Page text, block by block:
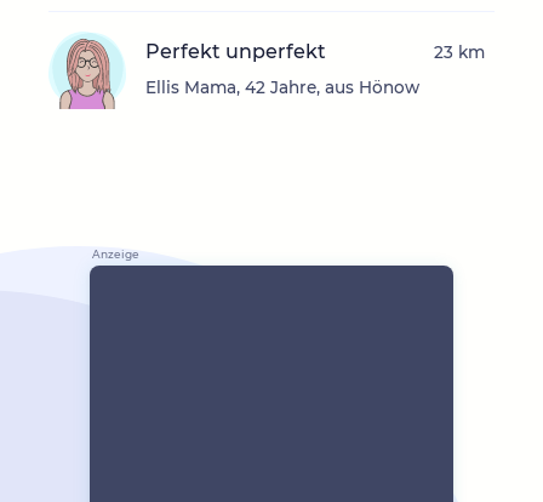
Perfekt unperfekt
Ellis Mama, 42 Jahre, aus Hönow
23 km